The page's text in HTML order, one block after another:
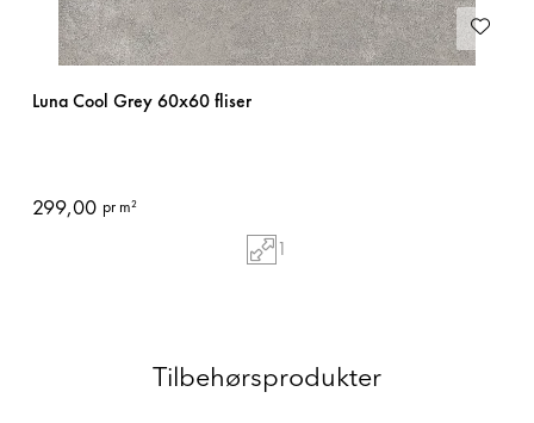
Luna Cool Grey 60x60 fliser
299,00 pr m²
1
Tilbehørsprodukter